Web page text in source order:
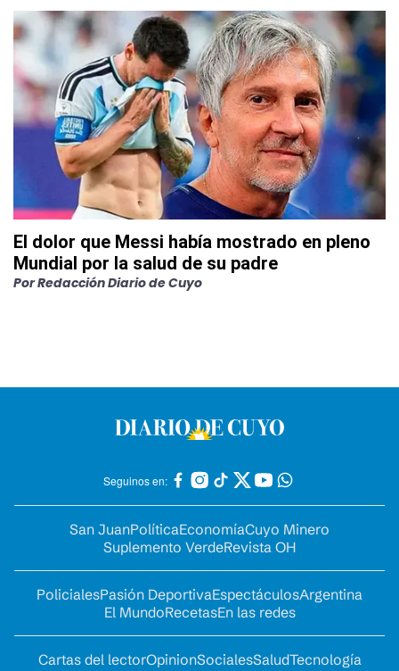
El dolor que Messi había mostrado en pleno
Mundial por la salud de su padre
PorRedacción Diario de Cuyo
Seguinos en:
San JuanPolíticaEconomíaCuyo Minero
Suplemento VerdeRevista OH
PolicialesPasión DeportivaEspectáculosArgentina
El MundoRecetasEn las redes
Cartas del lectorOpinionSocialesSaludTecnología